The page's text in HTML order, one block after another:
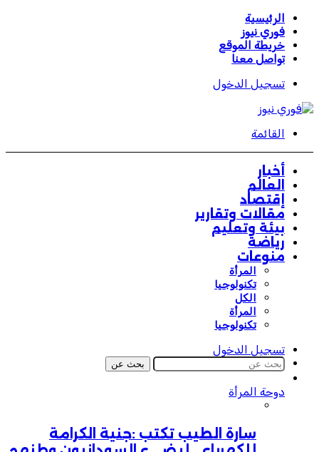
الرئيسية
فوري نيوز
خريطة الموقع
تواصل معنا
تسجيل الدخول
القائمة
أخبار
العالم
إقتصاد
مقالات وتقارير
بيئة وتعليم
رياضة
منوعات
المرأة
تكنولوجيا
الكل
المرأة
تكنولوجيا
تسجيل الدخول
بحث عن
دوحة المرأة
سارة الطيب تكتب :جنية الكرامة